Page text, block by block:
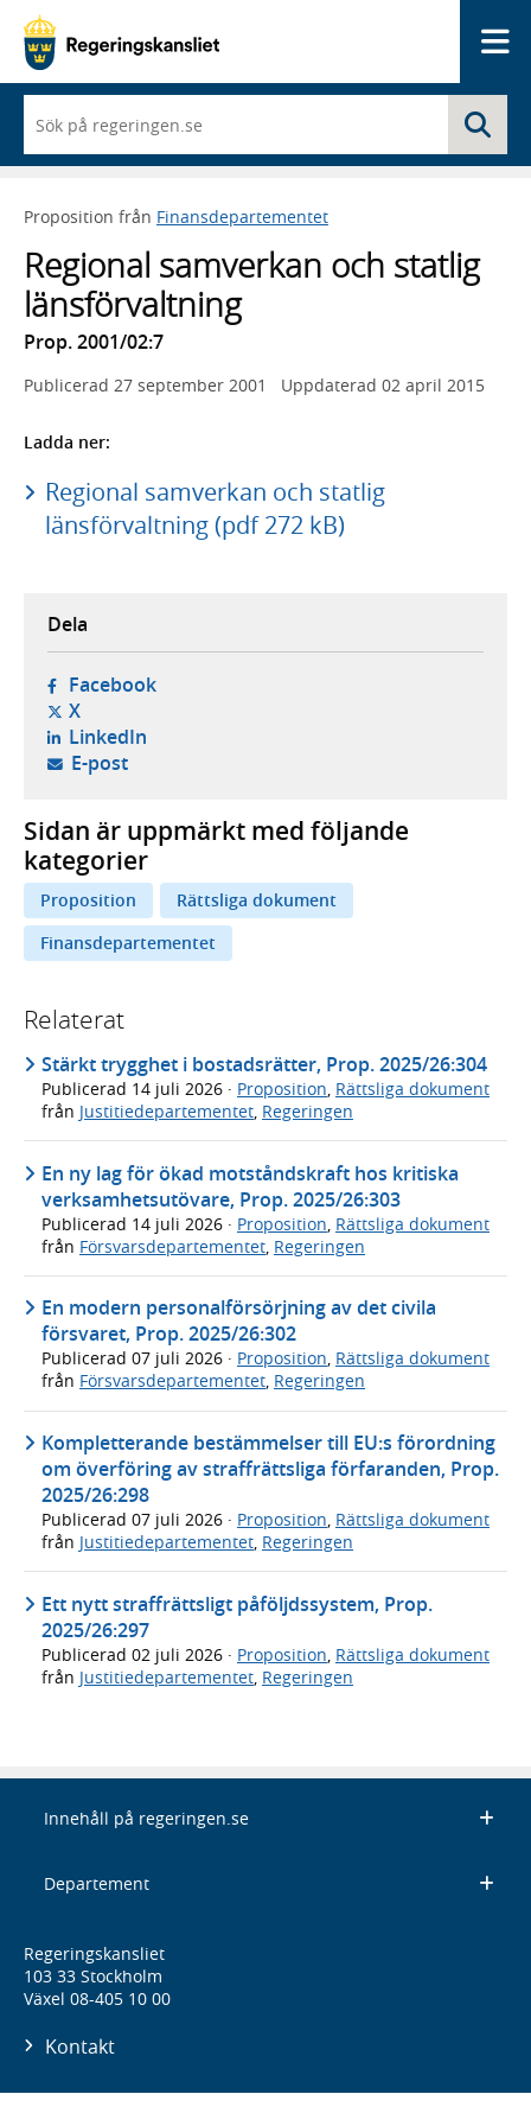
du
börjar
skriva
framträder
lista
med
sökförslag
Proposition från Finansdepartementet
Regional samverkan och statlig
länsförvaltning
Prop. 2001/02:7
Publicerad 27 september 2001 Uppdaterad 02 april 2015
Ladda ner:
Regional samverkan och statlig
länsförvaltning (pdf 272 kB)
Dela
Facebook- öppnas i ny flik, extern webbplats,
X- öppnas i ny flik, extern webbplats,
LinkedIn- öppnas i ny flik, extern webbplats,
E-post- öppnar din e-postklient,
Sidan är uppmärkt med följande
kategorier
Proposition
Rättsliga dokument
Finansdepartementet
Relaterat
Stärkt trygghet i bostadsrätter, Prop. 2025/26:304
Publicerad 14 juli 2026 · Proposition, Rättsliga dokument
från Justitiedepartementet, Regeringen
En ny lag för ökad motståndskraft hos kritiska
verksamhetsutövare, Prop. 2025/26:303
Publicerad 14 juli 2026 · Proposition Rättsliga dokument
från Försvarsdepartementet Regeringen
En modern personalförsörjning av det civila
försvaret, Prop. 2025/26:302
Publicerad 07 juli 2026 · Proposition, Rättsliga dokument
från Försvarsdepartementet, Regeringen
Kompletterande bestämmelser till EU:s förordning
om överföring av straffrättsliga förfaranden, Prop.
2025/26:298
Publicerad 07 juli 2026 · Proposition, Rättsliga dokument
från Justitiedepartementet, Regeringen
Ett nytt straffrättsligt påföljdssystem, Prop.
2025/26:297
Publicerad 02 juli 2026 · Proposition Rättsliga dokument
från Justitiedepartementet Regeringen
Innehåll på regeringen.se
Departement
Regeringskansliet
103 33 Stockholm
Växel 08-405 10 00
Kontakt